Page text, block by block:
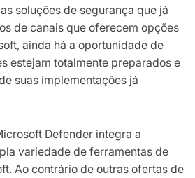
soluções de segurança que já
de canais que oferecem opções
ainda há a oportunidade de
estejam totalmente preparados e
suas implementações já
Defender integra a
variedade de ferramentas de
Ao contrário de outras ofertas de